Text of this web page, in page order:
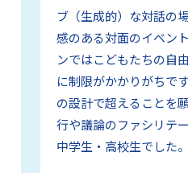
ブ（生成的）な対話の
感のある対面のイベン
ンではこどもたちの自
に制限がかかりがちで
の設計で超えることを
行や議論のファシリテ
中学生・高校生でした。